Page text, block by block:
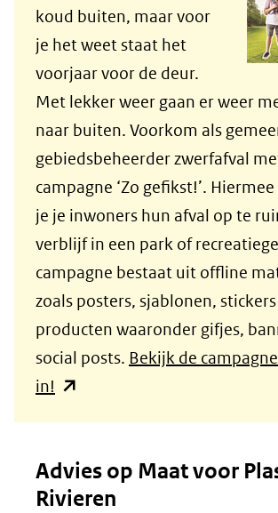
koud buiten, maar voor
je het weet staat het
voorjaar voor de deur.
Met lekker weer gaan er weer
naar buiten. Voorkom als
gebiedsbeheerder zwerfafval
campagne ‘Zo gefikst!’.
je je inwoners hun afval op te
verblijf in een park of
campagne bestaat uit offline
zoals posters, sjablonen,
producten waaronder gifjes,
social posts. Bekijk de
in! (opent
venster)
(verwijst
Advies op Maat voor
Rivieren